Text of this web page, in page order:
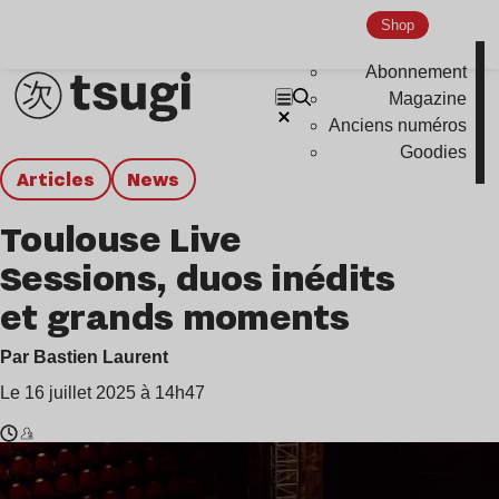
Shop
Abonnement
Magazine
Anciens numéros
Goodies
Articles news
Toulouse Live
Sessions, duos inédits
et grands moments
Par Bastien Laurent
Le 16 juillet 2025 à 14h47
Temps
de
Blue
Jaay